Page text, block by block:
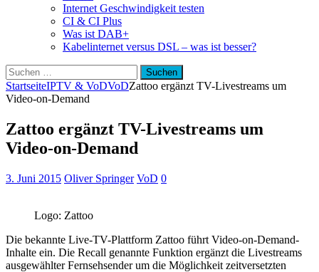
Internet Geschwindigkeit testen
CI & CI Plus
Was ist DAB+
Kabelinternet versus DSL – was ist besser?
Suchen
nach:
StartseiteIPTV & VoDVoDZattoo ergänzt TV-Livestreams um
Video-on-Demand
Zattoo ergänzt TV-Livestreams um
Video-on-Demand
3. Juni 2015 Oliver Springer VoD 0
Logo: Zattoo
Die bekannte Live-TV-Plattform Zattoo führt Video-on-Demand-
Inhalte ein. Die Recall genannte Funktion ergänzt die Livestreams
ausgewählter Fernsehsender um die Möglichkeit zeitversetzten